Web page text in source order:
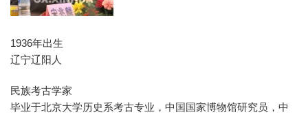
1936年出生
辽宁辽阳人
民族考古学家
毕业于北京大学历史系考古专业，中国国家博物馆研究员，中